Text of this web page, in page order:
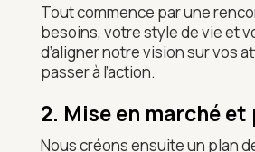
Tout commence par une
besoins, votre style de vie et
d’aligner notre vision sur vos
passer à l’action.
2. Mise en marché
Nous créons ensuite un plan